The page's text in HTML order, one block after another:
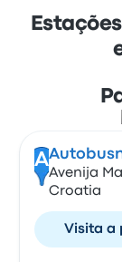
A
Avenija
Croatia
Visita a